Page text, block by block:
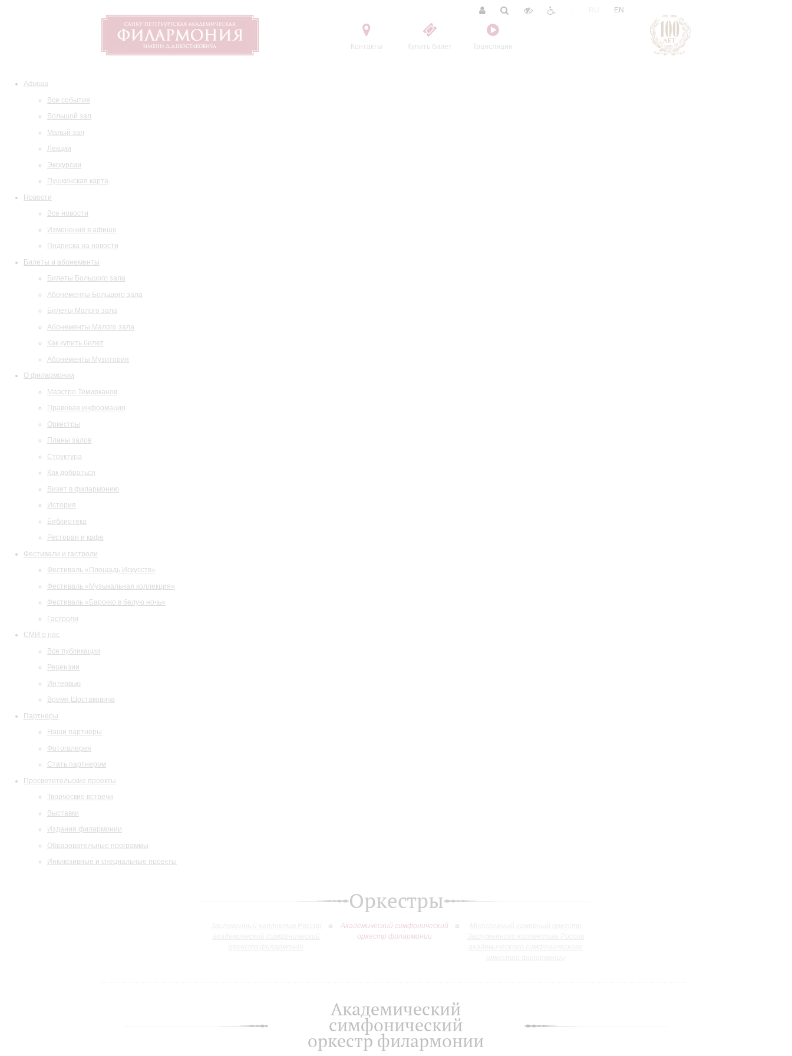
Контакты Купить билет Трансляции
EN
Афиша
Все события
Большой зал
Малый зал
Лекции
Экскурсии
Пушкинская карта
Новости
Все новости
Изменения в афише
Подписка на новости
Билеты и абонементы
Билеты Большого зала
Абонементы Большого зала
Билеты Малого зала
Абонементы Малого зала
Как купить билет
Абонементы Музитория
О филармонии
Маэстро Темирканов
Правовая информация
Оркестры
Планы залов
Структура
Как добраться
Визит в филармонию
История
Библиотека
Ресторан и кафе
Фестивали и гастроли
Фестиваль «Площадь Искусств»
Фестиваль «Музыкальная коллекция»
Фестиваль «Барокко в белую ночь»
Гастроли
СМИ о нас
Все публикации
Рецензии
Интервью
Время Шостаковича
Партнеры
Наши партнеры
Фотогалерея
Стать партнером
Просветительские проекты
Творческие встречи
Выставки
Издания филармонии
Образовательные программы
Инклюзивные и специальные проекты
Оркестры
Академический симфонический
оркестр филармонии
Академический
симфонический
оркестр филармонии